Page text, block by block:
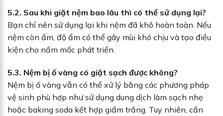
5.2. Sau khi giặt nệm bao lâu thì có thể sử dụng lại?
Bạn chỉ nên sử dụng lại khi nệm đã khô hoàn toàn. Nếu
nệm còn ẩm, độ ẩm có thể gây mùi khó chịu và tạo điều
kiện cho nấm mốc phát triển.
5.3. Nệm bị ố vàng có giặt sạch được không?
Nệm bị ố vàng vẫn có thể xử lý bằng các phương pháp
vệ sinh phù hợp như sử dụng dung dịch làm sạch nhẹ
hoặc baking soda kết hợp giấm trắng. Tuy nhiên, cần